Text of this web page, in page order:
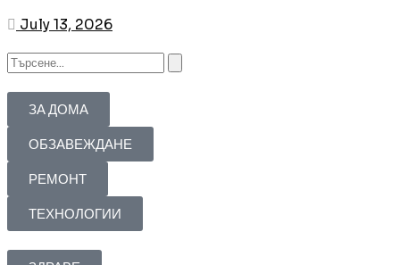
July 13, 2026
ЗА ДОМА
ОБЗАВЕЖДАНЕ
РЕМОНТ
ТЕХНОЛОГИИ